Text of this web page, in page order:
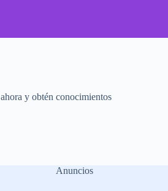
y obtén conocimientos
Anuncios